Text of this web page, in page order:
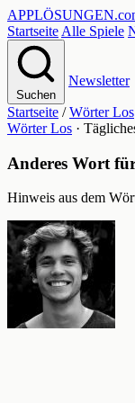
APPLÖSUNGEN
Startseite Alle Spiele
Suchen
Newsletter
Startseite / Wörter Los
Wörter Los ·
Anderes Wort
Hinweis aus dem